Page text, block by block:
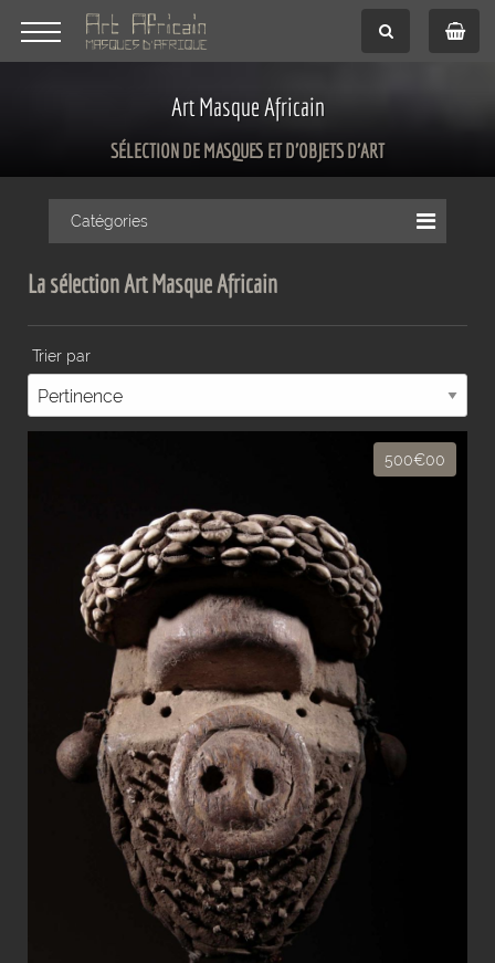
Art Masque Africain
SÉLECTION DE MASQUES ET D'OBJETS D'ART
Catégories
La sélection Art Masque Africain
Trier par
500€00